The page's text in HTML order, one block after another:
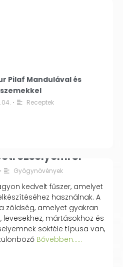
Pilaf Mandulával és
• Receptek
• Gyógynövények
kedvelt fűszer, amelyet
használnak. A
zöldség, amelyet gyakran
mártásokhoz és
sokféle típusa van,
Bővebben...…